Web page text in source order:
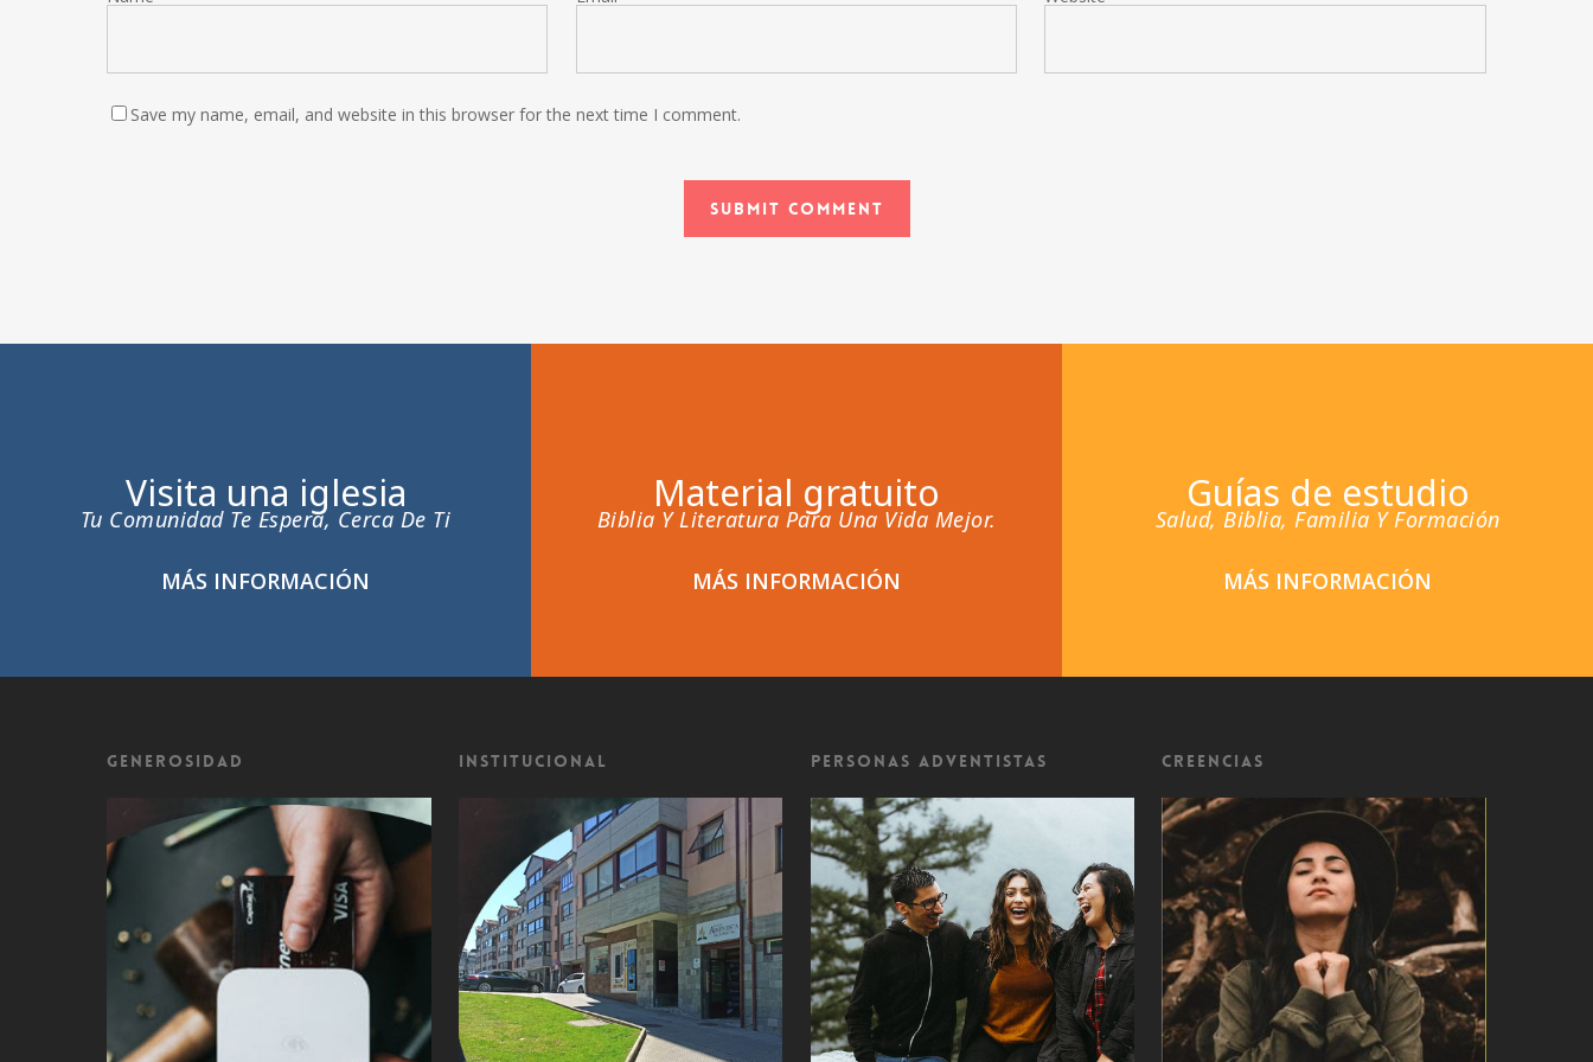
Save my name, email, and website in this browser for the next time I comment.
Visita una iglesia
Tu Comunidad Te Espera, Cerca De Ti
MÁS INFORMACIÓN
Material gratuito
Biblia Y Literatura Para Una Vida Mejor.
MÁS INFORMACIÓN
Guías de estudio
Salud, Biblia, Familia Y Formación
MÁS INFORMACIÓN
Generosidad Institucional Personas Adventistas Creencias